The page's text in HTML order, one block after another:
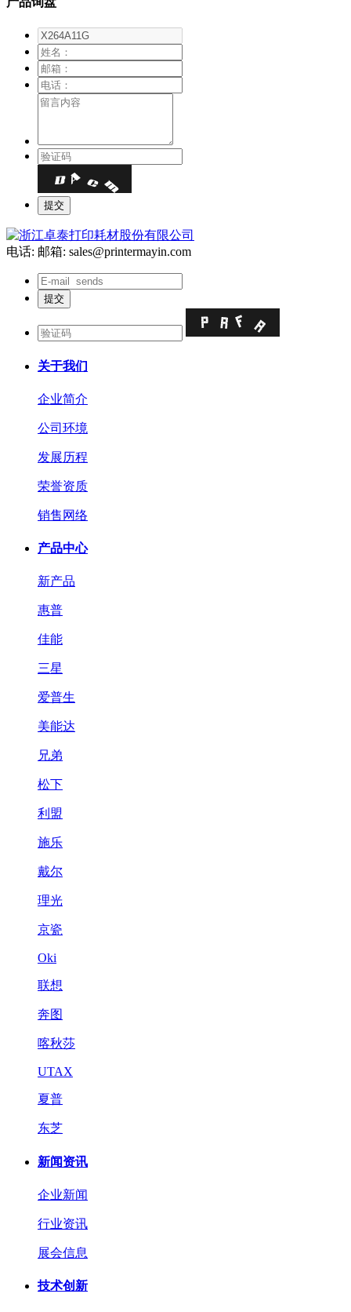
电话: 邮箱: sales@printermayin.com
关于我们
企业简介
公司环境
发展历程
荣誉资质
销售网络
产品中心
新产品
惠普
佳能
三星
爱普生
美能达
兄弟
松下
利盟
施乐
戴尔
理光
京瓷
Oki
联想
奔图
喀秋莎
UTAX
夏普
东芝
新闻资讯
企业新闻
行业资讯
展会信息
技术创新